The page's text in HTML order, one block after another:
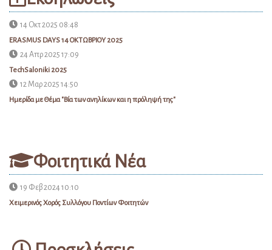
14 Οκτ 2025 08:48
ERASMUS DAYS 14 ΟΚΤΩΒΡΙΟΥ 2025
24 Απρ 2025 17:09
TechSaloniki 2025
12 Μαρ 2025 14:50
Ημερίδα με Θέμα "Βία των ανηλίκων και η πρόληψή της"
Φοιτητικά Νέα
19 Φεβ 2024 10:10
Χειμερινός Χορός Συλλόγου Ποντίων Φοιτητών